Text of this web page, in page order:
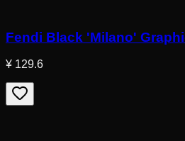
Fendi Black 'Milano'
¥ 129.6